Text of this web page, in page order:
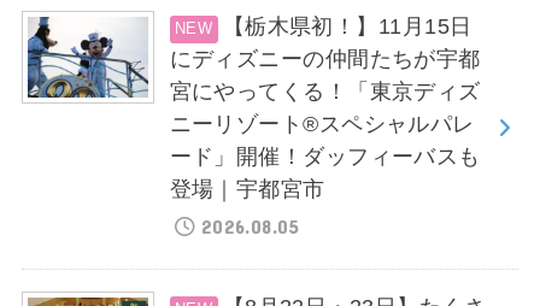
【栃木県初！】11月15日
にディズニーの仲間たちが宇都
宮にやってくる！「東京ディズ
ニーリゾート®スペシャルパレ
ード」開催！ダッフィーバスも
登場｜宇都宮市
2026.08.05